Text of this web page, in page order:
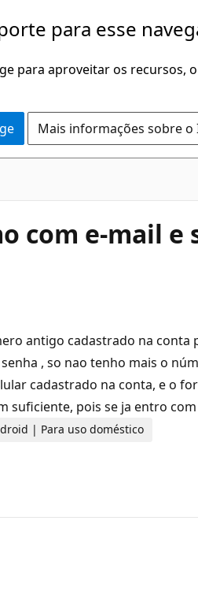
para esse
para aproveitar os recursos,
Mais informações sobre
com e-mail e
antigo cadastrado na
, so nao tenho mais o
cadastrado na conta, e o
suficiente, pois se ja entro
| Para uso doméstico